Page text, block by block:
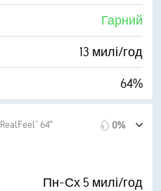
10 милі
30000 фута
Гарний
13 милі/год
64%
2%
RealFeel® 64° 0%
Пн-Сх 5 милі/год